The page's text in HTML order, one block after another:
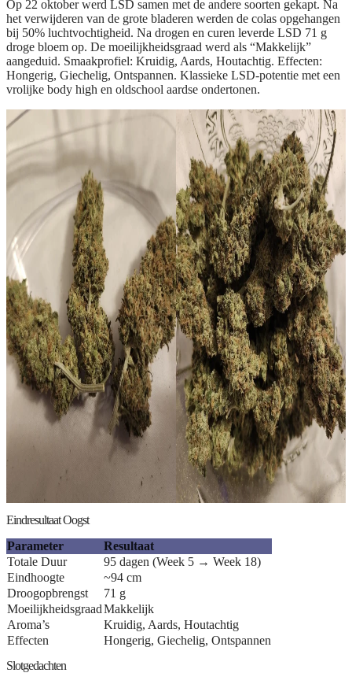
Op 22 oktober werd LSD samen met de andere soorten gekapt. Na
het verwijderen van de grote bladeren werden de colas opgehangen
bij 50% luchtvochtigheid. Na drogen en curen leverde LSD 71 g
droge bloem op. De moeilijkheidsgraad werd als “Makkelijk”
aangeduid. Smaakprofiel: Kruidig, Aards, Houtachtig. Effecten:
Hongerig, Giechelig, Ontspannen. Klassieke LSD-potentie met een
vrolijke body high en oldschool aardse ondertonen.
Eindresultaat Oogst
Parameter
Resultaat
Totale Duur
95 dagen (Week 5 → Week 18)
Eindhoogte
~94 cm
Droogopbrengst
71 g
MoeilijkheidsgraadMakkelijk
Aroma’s
Kruidig, Aards, Houtachtig
Effecten
Hongerig, Giechelig, Ontspannen
Slotgedachten